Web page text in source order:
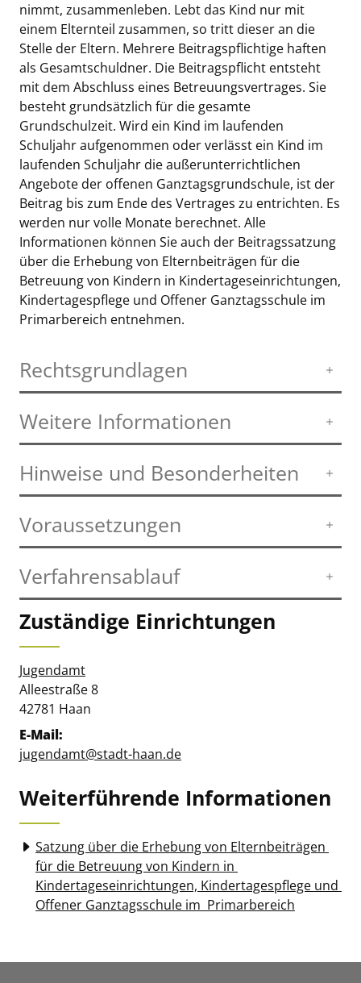
nimmt, zusammenleben. Lebt das Kind nur mit
einem Elternteil zusammen, so tritt dieser an die
Stelle der Eltern. Mehrere Beitragspflichtige haften
als Gesamtschuldner. Die Beitragspflicht entsteht
mit dem Abschluss eines Betreuungsvertrages. Sie
besteht grundsätzlich für die gesamte
Grundschulzeit. Wird ein Kind im laufenden
Schuljahr aufgenommen oder verlässt ein Kind im
laufenden Schuljahr die außerunterrichtlichen
Angebote der offenen Ganztagsgrundschule, ist der
Beitrag bis zum Ende des Vertrages zu entrichten. Es
werden nur volle Monate berechnet. Alle
Informationen können Sie auch der Beitragssatzung
über die Erhebung von Elternbeiträgen für die
Betreuung von Kindern in Kindertageseinrichtungen,
Kindertagespflege und Offener Ganztagsschule im
Primarbereich entnehmen.
Rechtsgrundlagen
Weitere Informationen
Hinweise und Besonderheiten
Voraussetzungen
Verfahrensablauf
Zuständige Einrichtungen
Jugendamt
Straße:
AlleestraßeHausnummer:
8
PLZ:
42781 Ort:
Haan
E-Mail:
jugendamt@stadt-haan.de
Weiterführende Informationen
Satzung über die Erhebung von Elternbeiträgen
für die Betreuung von Kindern in
Kindertageseinrichtungen, Kindertagespflege und
Offener Ganztagsschule im  Primarbereich